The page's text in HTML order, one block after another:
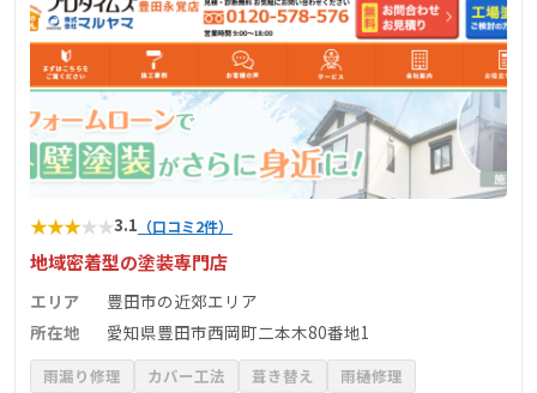
★★★★★3.1 （口コミ2件）
地域密着型の塗装専門店
エリア
豊田市の近郊エリア
所在地
愛知県豊田市西岡町二本木80番地1
雨漏り修理 カバー工法 葺き替え
雨樋修理